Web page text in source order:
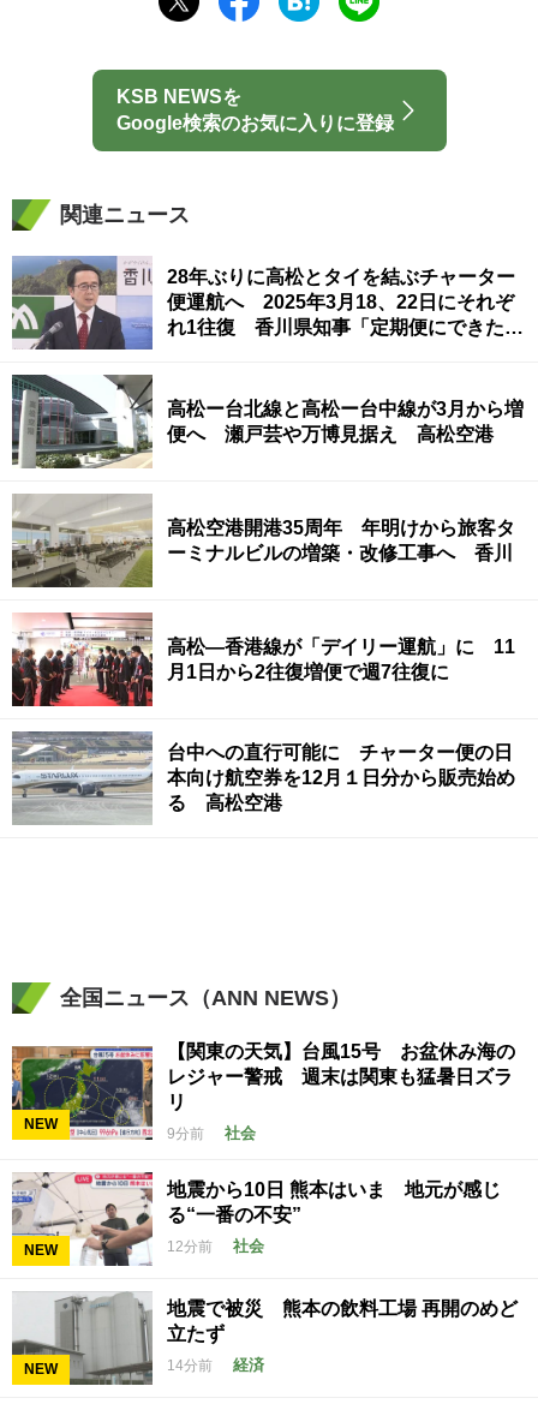
KSB NEWSを
Google検索のお気に入りに登録
関連ニュース
28年ぶりに高松とタイを結ぶチャーター
便運航へ 2025年3月18、22日にそれぞ
れ1往復 香川県知事「定期便にできた
高松ー台北線と高松ー台中線が3月から増
便へ 瀬戸芸や万博見据え 高松空港
高松空港開港35周年 年明けから旅客タ
ーミナルビルの増築・改修工事へ 香川
高松―香港線が「デイリー運航」に 11
月1日から2往復増便で週7往復に
台中への直行可能に チャーター便の日
本向け航空券を12月１日分から販売始め
る 高松空港
全国ニュース（ANN NEWS）
NEW
【関東の天気】台風15号 お盆休み海の
レジャー警戒 週末は関東も猛暑日ズラ
リ
9分前 社会
NEW
地震から10日 熊本はいま 地元が感じ
る“一番の不安”
12分前 社会
NEW
地震で被災 熊本の飲料工場 再開のめど
立たず
14分前 経済